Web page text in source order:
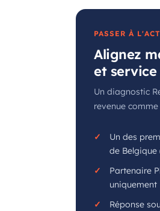
PASSER À
Alignez
et service
Un diagnostic
revenue
Un des
de Belgique
Partenaire
uniquement
Réponse